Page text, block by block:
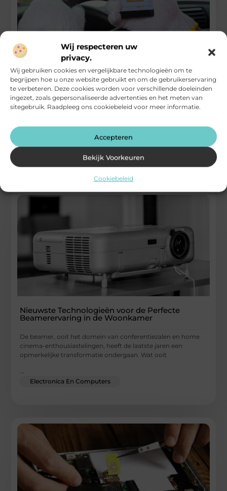
Wij respecteren uw
privacy.
Wij gebruiken cookies en vergelijkbare technologieën om te
begrijpen hoe u onze website gebruikt en om de gebruikerservaring
te verbeteren. Deze cookies worden voor verschillende doeleinden
ingezet, zoals gepersonaliseerde advertenties en het meten van
sitegebruik. Raadpleeg ons cookiebeleid voor meer informatie.
Accepteren
Bekijk Voorkeuren
Cookiebeleid
Hoe technologie de hulp oproepervaring
transformeert
De hulpverleningservaring heeft een enorme transformatie
technologie. Hulp inschakelen met persoonlijke noodknop is
Electronica En Computers
Nieuwste Technologieën voor de Perfecte
Beamerervaring in de Woonkamer
De beamer, ooit het domein van conferentiezalen en home
cinema-enthousiastelingen, heeft de laatste jaren een
opmerkelijke transformatie ondergaan. Wat ooit
Electronica En Computers